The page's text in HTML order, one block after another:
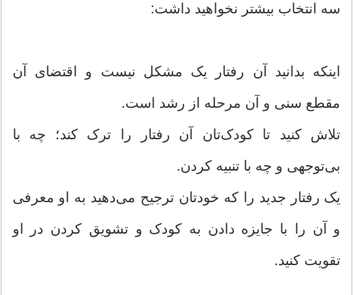
سه انتخاب بیشتر نخواهید داشت:
اینکه بدانید آن رفتار یک مشکل نیست و اقتضای آن
مقطع سنی و آن مرحله از رشد است.
تلاش کنید تا کودک‌تان آن رفتار را ترک کند؛ چه با
بی‌توجهی و چه با تنبیه کردن.
یک رفتار جدید را که خودتان ترجیح می‌دهید به او معرفی
و آن را با جایزه دادن به کودک و تشویق کردن در او
تقویت کنید.